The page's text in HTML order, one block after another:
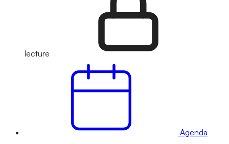
lecture
Agenda